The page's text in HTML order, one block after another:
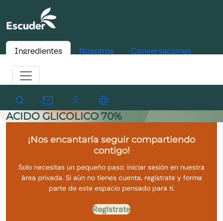
Ingredientes Nosotros Conversaciones
ACIDO GLICOLICO 70%
¡Nos encantaría seguir compartiendo
contigo!
Solo necesitas un pequeño paso: iniciar sesión en nuestra
área privada. Si aún no tienes cuenta, regístrate y forma
parte de este espacio pensado para ti.
Regístrate